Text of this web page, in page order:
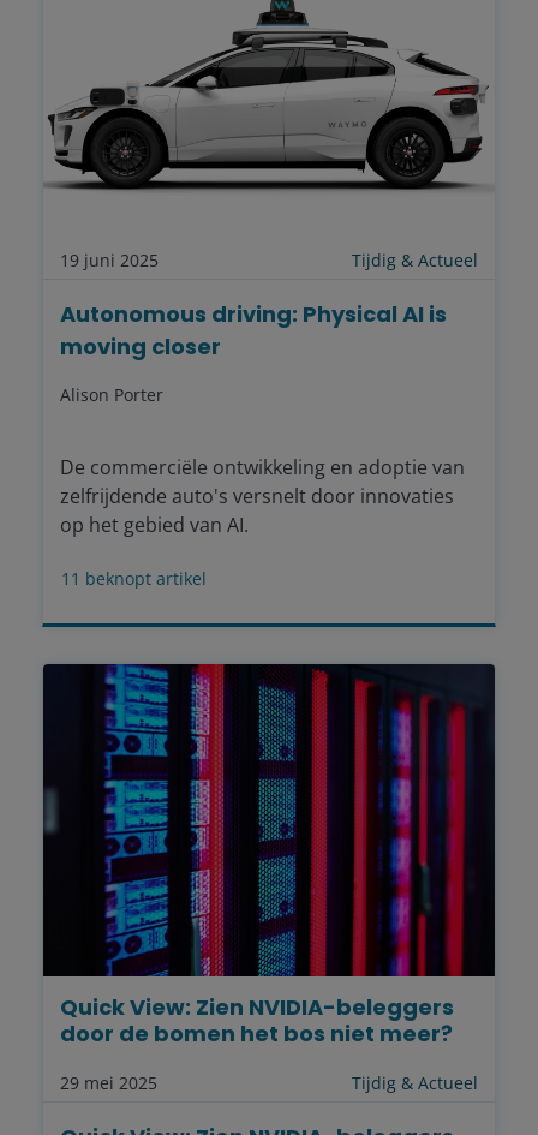
19 juni 2025 Tijdig & Actueel
Autonomous driving: Physical AI is
moving closer
Alison Porter
De commerciële ontwikkeling en adoptie van
zelfrijdende auto's versnelt door innovaties
op het gebied van AI.
11 beknopt artikel
29 mei 2025 Tijdig & Actueel
Quick View: Zien NVIDIA-beleggers
door de bomen het bos niet meer?